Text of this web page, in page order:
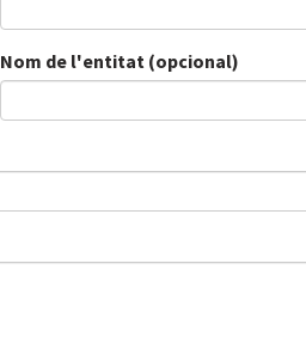
Nom de l'entitat (opcional)